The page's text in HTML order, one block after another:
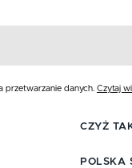
przetwarzanie danych. Czytaj
CZYŻ
POLSKA